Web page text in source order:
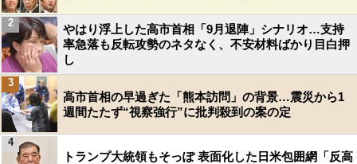
やはり浮上した高市首相「9月退陣」シナリオ…支持
率急落も反転攻勢のネタなく、不安材料ばかり目白押
し
2
高市首相の早過ぎた「熊本訪問」の背景…震災から1
週間たたず“視察強行”に批判殺到の案の定
3
トランプ大統領もそっぽ 表面化した日米包囲網「反高
4